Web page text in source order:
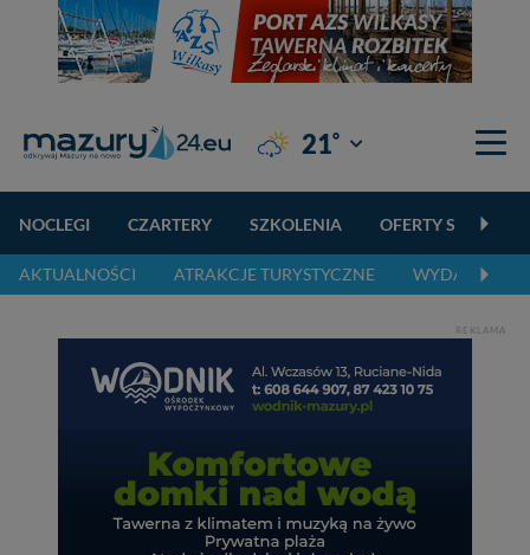
21° Giżycko
NOCLEGI CZARTERY SZKOLENIA OFERTY
AKTUALNOŚCI ATRAKCJE TURYSTYCZNE WYDARZENIA
REKLAMA